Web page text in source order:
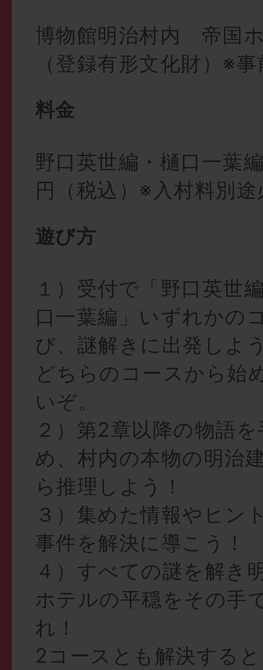
博物館明治村内 帝国
（登録有形文化財）※
料金
野口英世編・樋口一葉
円（税込）※入村料別途
遊び方
１）受付で「野口英世
口一葉編」いずれかの
び、謎解きに出発しよ
どちらのコースから始
いぞ。
２）第2章以降の物語
め、村内の本物の明治
ら推理しよう！
３）集めた情報やヒン
事件を解決に導こう！
４）すべての謎を解き
ホテルの平穏をその手
れ！
2コースとも解決する